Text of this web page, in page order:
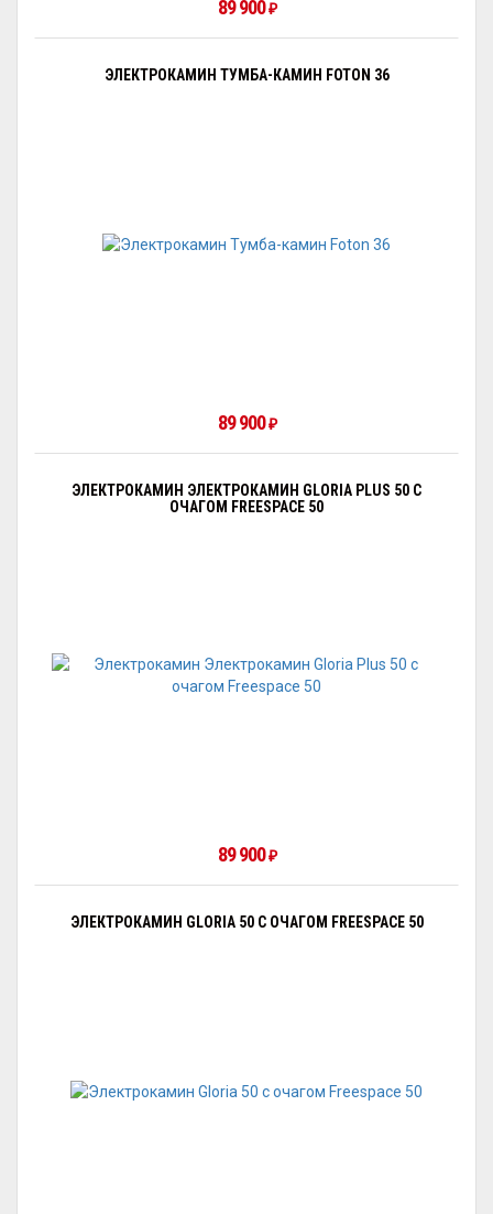
89 900₽
ЭЛЕКТРОКАМИН ТУМБА-КАМИН FOTON 36
89 900₽
ЭЛЕКТРОКАМИН ЭЛЕКТРОКАМИН GLORIA PLUS 50 С
ОЧАГОМ FREESPAСE 50
89 900₽
ЭЛЕКТРОКАМИН GLORIA 50 С ОЧАГОМ FREESPAСE 50